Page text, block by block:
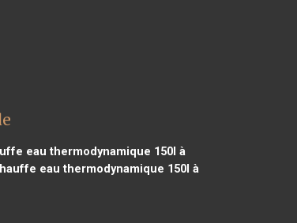
eau thermodynamique 150l à
eau thermodynamique 150l à